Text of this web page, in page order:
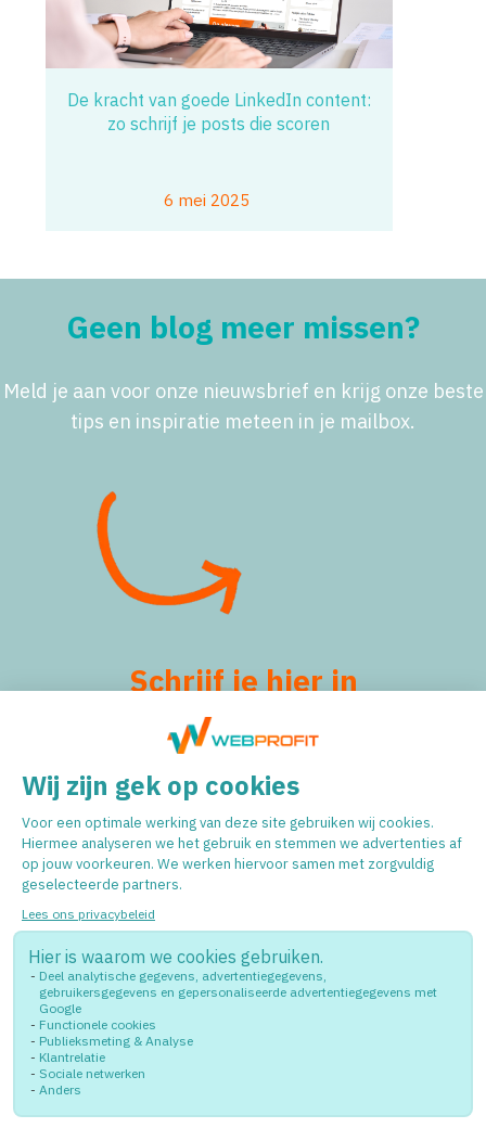
De kracht van goede LinkedIn content:
zo schrijf je posts die scoren
6 mei 2025
Geen blog meer missen?
Meld je aan voor onze nieuwsbrief en krijg onze beste
tips en inspiratie meteen in je mailbox.
Schrijf je hier in